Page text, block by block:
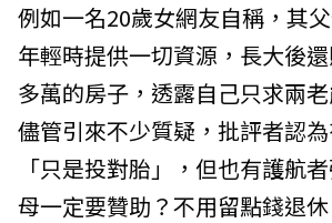
例如一名20歲女網友自稱，其
年輕時提供一切資源，長大後
多萬的房子，透露自己只求兩老
儘管引來不少質疑，批評者認
「只是投對胎」，但也有護航
母一定要贊助？不用留點錢退